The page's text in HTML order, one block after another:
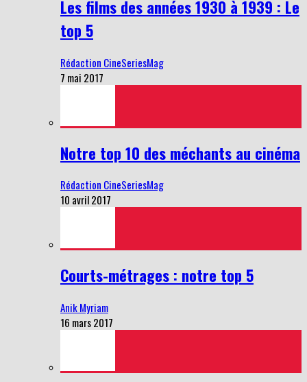
Les films des années 1930 à 1939 : Le
top 5
Rédaction CineSeriesMag
7 mai 2017
Notre top 10 des méchants au cinéma
Rédaction CineSeriesMag
10 avril 2017
Courts-métrages : notre top 5
Anik Myriam
16 mars 2017